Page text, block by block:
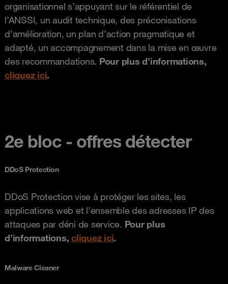
organisationnel s’appuyant sur le référentiel de
l’ANSSI, un audit technique, des préconisations
d’amélioration, un plan d’action pragmatique et
adapté, un accompagnement dans la mise en œuvre
des recommandations. Pour plus d’informations,
cliquez ici.
2e bloc - offres détecter
DDoS Protection
DDoS Protection vise à protéger les sites, les
applications web et l’ensemble des adresses IP des
attaques par déni de service. Pour plus
d’informations, cliquez ici.
Malware Cleaner